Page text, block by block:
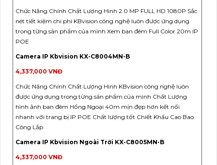
Chức Năng Chính Chất Lượng Hình 2.0 MP FULL HD 1080P Sắc
nét tiết kiệm chi phí KBvision công nghệ luôn được ứng dụng
trong từng sản phẩm của mình Xem ban đêm Full Color 20m IP
POE
Camera IP Kbvision KX-C8004MN-B
4,337,000 VNĐ
Chức Năng Chính Chất Lượng Hình KBvision công nghệ luôn
được ứng dụng trong từng sản phẩm của mình Chất Lượng
hình ảnh ban đêm Hồng Ngoại 40m mịn đẹp hơn kết nối
nhanh với trang bị IP POE Chất lượng tốt Chiết Khấu Cao Bao
Công Lắp
Camera IP Kbvision Ngoài Trời KX-C8005MN-B
4,337,000 VNĐ